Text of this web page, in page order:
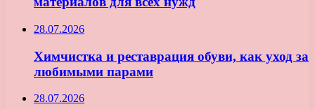
28.07.2026
Химчистка и реставрация обуви, как уход за
любимыми парами
28.07.2026